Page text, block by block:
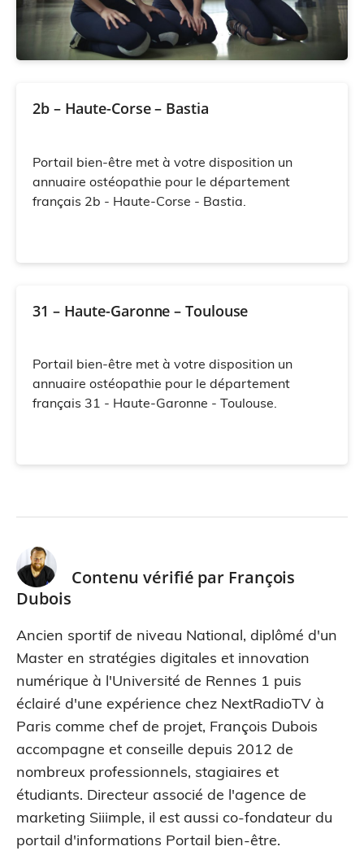
2b – Haute-Corse – Bastia
Portail bien-être met à votre disposition un
annuaire ostéopathie pour le département
français 2b - Haute-Corse - Bastia.
31 – Haute-Garonne – Toulouse
Portail bien-être met à votre disposition un
annuaire ostéopathie pour le département
français 31 - Haute-Garonne - Toulouse.
Contenu vérifié par François
Dubois
Ancien sportif de niveau National, diplômé d'un
Master en stratégies digitales et innovation
numérique à l'Université de Rennes 1 puis
éclairé d'une expérience chez NextRadioTV à
Paris comme chef de projet, François Dubois
accompagne et conseille depuis 2012 de
nombreux professionnels, stagiaires et
étudiants. Directeur associé de l'agence de
marketing Siiimple, il est aussi co-fondateur du
portail d'informations Portail bien-être.